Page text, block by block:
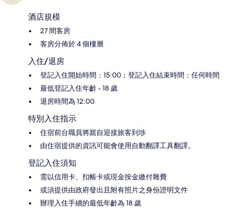
酒店規模
27 間客房
客房分佈於 4 個樓層
入住/退房
登記入住開始時間：15:00；登記入住結束時間：任何時間
最低登記入住年齡 - 18 歲
退房時間為 12:00
特別入住指示
住宿前台職員將親自迎接旅客到埗
由住宿提供的資訊可能會使用自動翻譯工具翻譯。
登記入住須知
需以信用卡、扣帳卡或現金按金繳付雜費
或須提供由政府發出且附有照片之身份證明文件
辦理入住手續的最低年齡為 18 歲